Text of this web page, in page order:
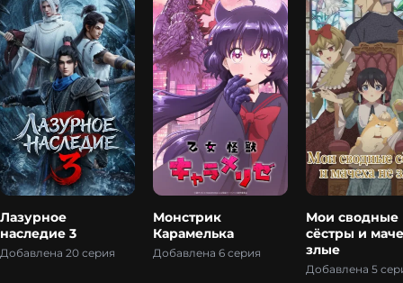
Лазурное
наследие 3
Добавлена 20 серия
Монстрик
Карамелька
Добавлена 6 серия
Мои сводные
сёстры и
злые
Добавлена 5